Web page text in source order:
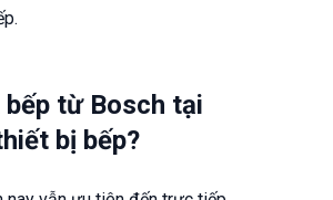
bếp từ Bosch tại
bị bếp?